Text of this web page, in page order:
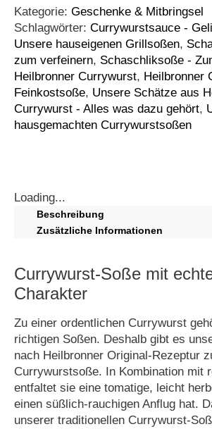
Kategorie: Geschenke & Mitbringsel
Schlagwörter: Currywurstsauce -
Unsere hauseigenen Grillsoßen,
zum verfeinern, Schaschliksoße -
Heilbronner Currywurst, Heilbronner
Feinkostsoße, Unsere Schätze aus
Currywurst - Alles was dazu gehört,
hausgemachten Currywurstsoßen
Loading...
Beschreibung
Zusätzliche Informationen
Currywurst-Soße mit
Charakter
Zu einer ordentlichen Currywurst
richtigen Soßen. Deshalb gibt es
nach Heilbronner Original-Rezeptur
Currywurstsoße. In Kombination mit
entfaltet sie eine tomatige, leicht
einen süßlich-rauchigen Anflug hat.
unserer traditionellen Currywurst-